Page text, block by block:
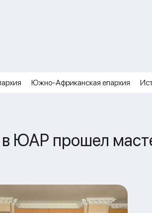
Южно-Африканская епархия
ЮАР прошел